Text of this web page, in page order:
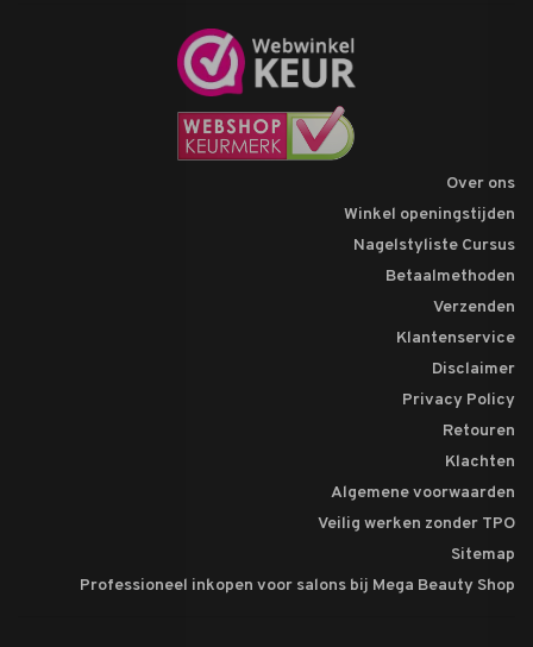
Over ons
Winkel openingstijden
Nagelstyliste Cursus
Betaalmethoden
Verzenden
Klantenservice
Disclaimer
Privacy Policy
Retouren
Klachten
Algemene voorwaarden
Veilig werken zonder TPO
Sitemap
Professioneel inkopen voor salons bij Mega Beauty Shop